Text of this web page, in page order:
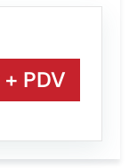
+ PDV